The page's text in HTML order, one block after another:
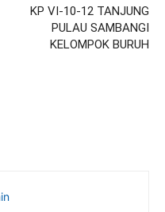
KP VI-10-12 TANJUNG
PULAU SAMBANGI
KELOMPOK BURUH